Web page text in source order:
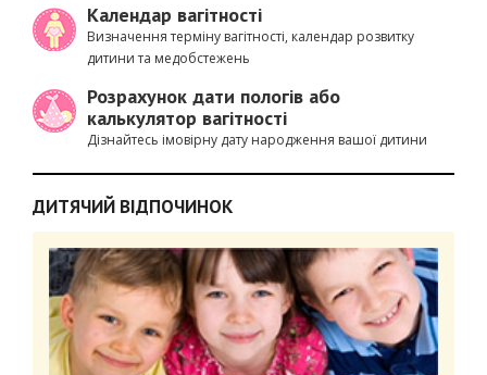
Календар вагітності
Визначення терміну вагітності, календар розвитку
дитини та медобстежень
Розрахунок дати пологів або
калькулятор вагітності
Дізнайтесь імовірну дату народження вашої дитини
ДИТЯЧИЙ ВІДПОЧИНОК